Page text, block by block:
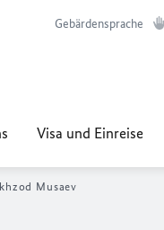
Gebärdensprache
Visa und Einreise
Musaev